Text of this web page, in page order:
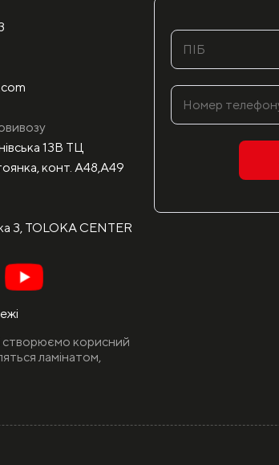
13В ТЦ
конт. А48,А49
3, TOLOKA CENTER
створюємо корисний
ламінатом,